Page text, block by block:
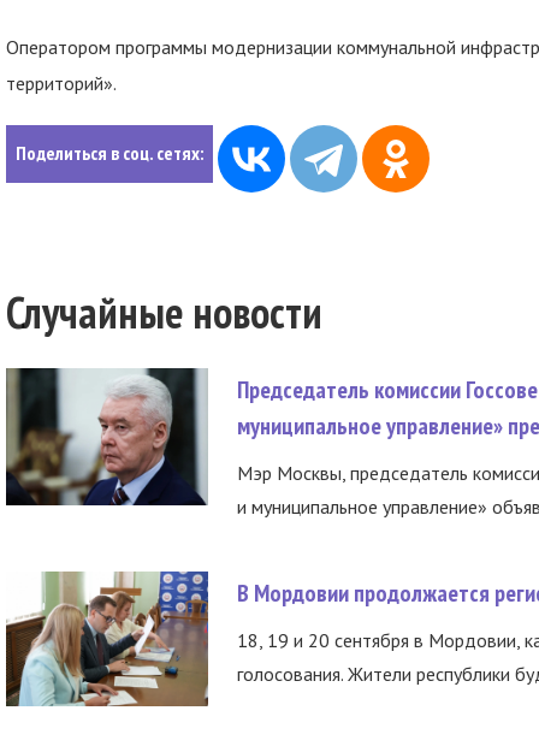
Оператором программы модернизации коммунальной
территорий».
Поделиться в соц. сетях:
Случайные новости
Председатель комиссии
муниципальное управление»
Мэр Москвы, председатель
и муниципальное управление»
В Мордовии продолжается
18, 19 и 20 сентября в Мордовии,
голосования. Жители республики